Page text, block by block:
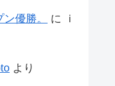
優勝。 に
ｉ
より